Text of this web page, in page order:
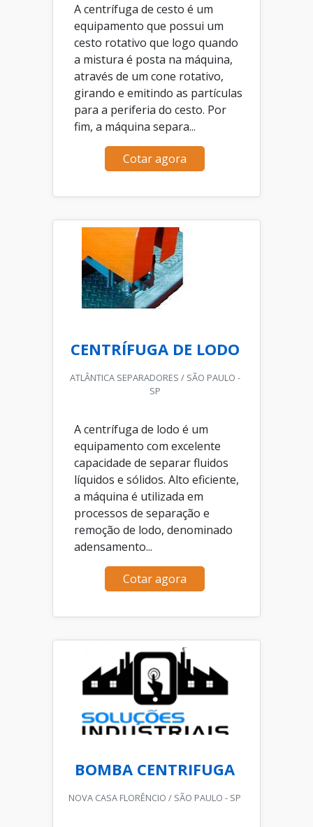
A centrífuga de cesto é um
equipamento que possui um
cesto rotativo que logo quando
a mistura é posta na máquina,
através de um cone rotativo,
girando e emitindo as partículas
para a periferia do cesto. Por
fim, a máquina separa...
Cotar agora
CENTRÍFUGA DE LODO
ATLÂNTICA SEPARADORES / SÃO PAULO -
SP
A centrífuga de lodo é um
equipamento com excelente
capacidade de separar fluidos
líquidos e sólidos. Alto eficiente,
a máquina é utilizada em
processos de separação e
remoção de lodo, denominado
adensamento...
Cotar agora
BOMBA CENTRIFUGA
NOVA CASA FLORÊNCIO / SÃO PAULO - SP